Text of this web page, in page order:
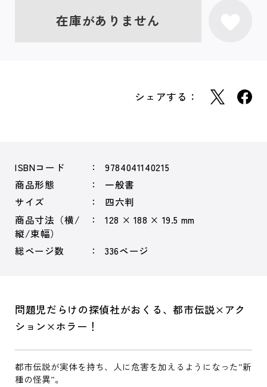
在庫がありません
シェアする：
ISBNコード
9784041140215
商品形態
一般書
サイズ
四六判
商品寸法（横/
縦/束幅）
128 × 188 × 19.5 mm
総ページ数 336ページ
問題児だらけの探偵社がおくる、都市伝説×アク
ション×ホラー！
都市伝説が実体を持ち、人に危害を加えるようになった”新
種の怪異”。